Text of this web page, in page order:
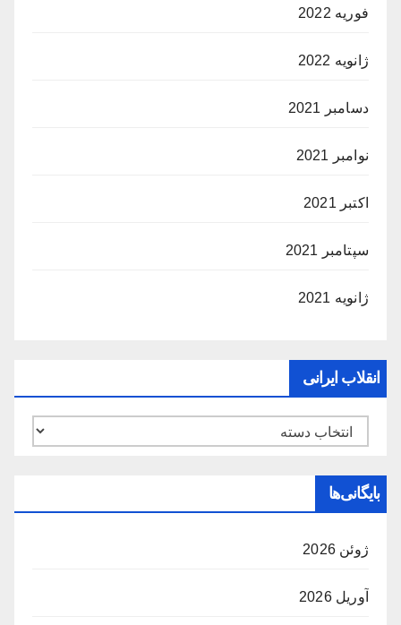
فوریه 2022
ژانویه 2022
دسامبر 2021
نوامبر 2021
اکتبر 2021
سپتامبر 2021
ژانویه 2021
انقلاب ایرانی
انقلاب
بایگانی‌ها
ژوئن 2026
آوریل 2026